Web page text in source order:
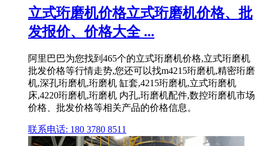
立式珩磨机价格立式珩磨机价格、批
发报价、价格大全 ...
阿里巴巴为您找到465个的立式珩磨机价格,立式珩磨机
批发价格等行情走势,您还可以找m4215珩磨机,精密珩磨
机,深孔珩磨机,珩磨机 缸套,4215珩磨机,立式珩磨机
床,4220珩磨机,珩磨机 内孔,珩磨机配件,数控珩磨机市场
价格、批发价格等相关产品的价格信息。
联系电话: 180 3780 8511